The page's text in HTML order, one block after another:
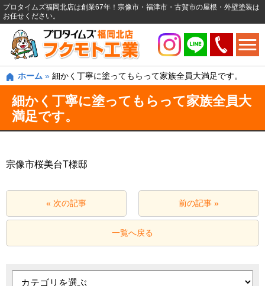
プロタイムズ福岡北店は創業67年！宗像市・福津市・古賀市の屋根・外壁塗装は
お任せください。
ホーム » 細かく丁寧に塗ってもらって家族全員大満足です。
細かく丁寧に塗ってもらって家族全員大
満足です。
宗像市桜美台T様邸
« 次の記事 前の記事 »
一覧へ戻る